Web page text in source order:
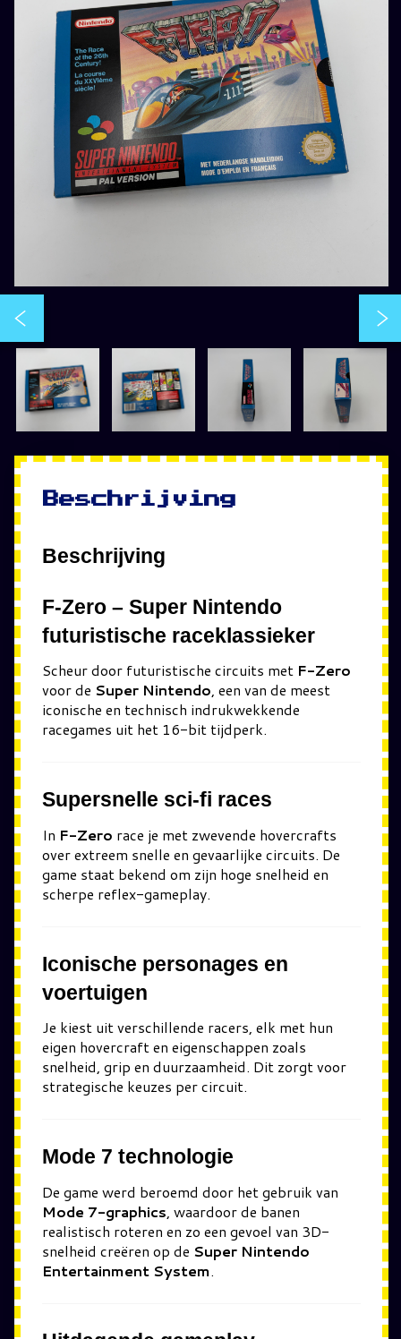
Beschrijving
Beschrijving
F-Zero – Super Nintendo
futuristische raceklassieker
Scheur door futuristische circuits met F-Zero
voor de Super Nintendo, een van de meest
iconische en technisch indrukwekkende
racegames uit het 16-bit tijdperk.
Supersnelle sci-fi races
In F-Zero race je met zwevende hovercrafts
over extreem snelle en gevaarlijke circuits. De
game staat bekend om zijn hoge snelheid en
scherpe reflex-gameplay.
Iconische personages en
voertuigen
Je kiest uit verschillende racers, elk met hun
eigen hovercraft en eigenschappen zoals
snelheid, grip en duurzaamheid. Dit zorgt voor
strategische keuzes per circuit.
Mode 7 technologie
De game werd beroemd door het gebruik van
Mode 7-graphics , waardoor de banen
realistisch roteren en zo een gevoel van 3D-
snelheid creëren op de Super Nintendo
Entertainment System.